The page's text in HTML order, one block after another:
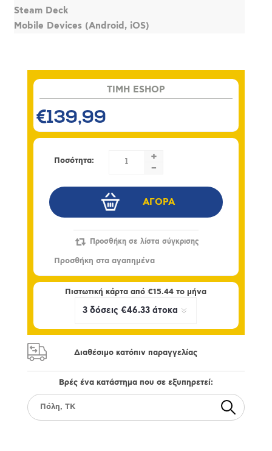
Steam Deck
Mobile Devices (Android, iOS)
TIMH ESHOP
€139,99
Ποσότητα:
+
-
Πιστωτική κάρτα από€15.44 το μήνα
Διαθέσιμο κατόπιν παραγγελίας
Βρές ένα κατάστημα που σε εξυπηρετεί: